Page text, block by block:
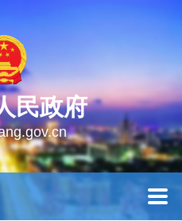
民政府